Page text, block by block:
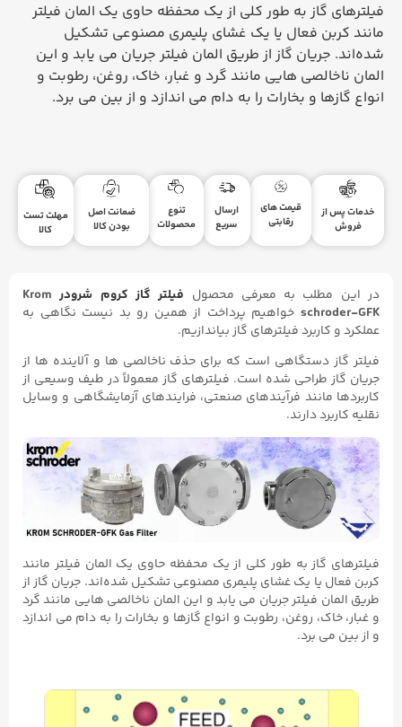
فیلترهای گاز به طور کلی از یک محفظه حاوی یک المان فیلتر
مانند کربن فعال یا یک غشای پلیمری مصنوعی تشکیل
شده‌اند. جریان گاز از طریق المان فیلتر جریان می یابد و این
المان ناخالصی هایی مانند گرد و غبار، خاک، روغن، رطوبت و
انواع گازها و بخارات را به دام می اندازد و از بین می برد.
خدمات پس از
فروش
قیمت های
رقابتی
ارسال
سریع
تنوع
محصولات
ضمانت اصل
بودن کالا
مهلت تست
کالا
در این مطلب به معرفی محصول فیلتر گاز کروم شرودر Krom
schroder-GFK خواهیم پرداخت از همین رو بد نیست نگاهی به
عملکرد و کاربرد فیلترهای گاز بیاندازیم.
فیلتر گاز دستگاهی است که برای حذف ناخالصی ها و آلاینده ها از
جریان گاز طراحی شده است. فیلترهای گاز معمولاً در طیف وسیعی از
کاربردها مانند فرآیندهای صنعتی، فرایندهای آزمایشگاهی و وسایل
نقلیه کاربرد دارند.
فیلترهای گاز به طور کلی از یک محفظه حاوی یک المان فیلتر مانند
کربن فعال یا یک غشای پلیمری مصنوعی تشکیل شده‌اند. جریان گاز از
طریق المان فیلتر جریان می یابد و این المان ناخالصی هایی مانند گرد
و غبار، خاک، روغن، رطوبت و انواع گازها و بخارات را به دام می اندازد
و از بین می برد.